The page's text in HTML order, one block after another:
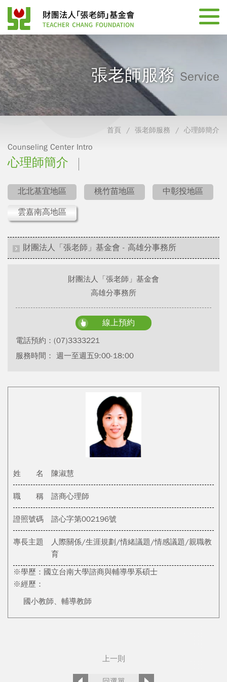
張老師服務 Service
首頁 張老師服務 心理師簡介
Counseling Center Intro
心理師簡介
北北基宜地區 桃竹苗地區 中彰投地區
雲嘉南高地區
財團法人「張老師」基金會 - 高雄分事務所
財團法人「張老師」基金會
高雄分事務所
線上預約
電話預約： (07)3333221
服務時間： 週一至週五9:00-18:00
姓 名 陳淑慧
職 稱 諮商心理師
證照號碼 諮心字第002196號
專長主題
人際關係/生涯規劃/情緒議題/情感議題/親職教
育
※學歷：國立台南大學諮商與輔導學系碩士
※經歷：
國小教師、輔導教師
上一則